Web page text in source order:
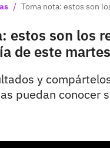
/ Toma nota: estos son
estos son los
de este
y
puedan conocer